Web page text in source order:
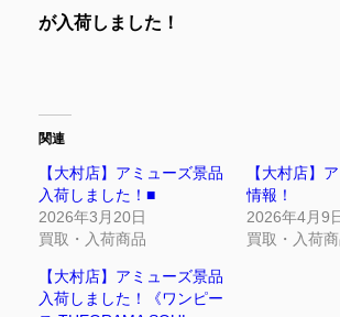
が入荷しました！
関連
【大村店】アミューズ景品
入荷しました！■
2026年3月20日
買取・入荷商品
【大村店】
情報！
2026年4月9
買取・入荷
【大村店】アミューズ景品
入荷しました！《ワンピー